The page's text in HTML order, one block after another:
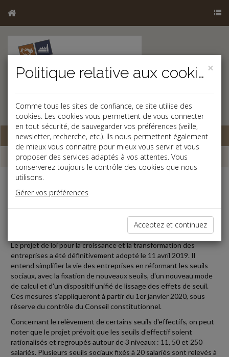
Base documentaire
Dépêches
Social
Date: 2019-04-26
SEUILS D'EFFECTIFS APRÈS LA LOI PACTE
Le projet de loi pour la croissance et la transformation des
entreprises a été définitivement adopté le 11 avril 2019. Il
entend simplifier la vie des entreprises en réformant les seuils
sociaux, avec la fixation de nouveaux seuils, d'un nouveau mode
de calcul et d'un dispositif unifié de lissage des effets de seuil.
Ces mesures s'appliqueront à partir du 1er janvier 2020, sous
réserve du contrôle du Conseil constitutionnel.
Concernant le relèvement de certains seuils d'effectifs, on peut
noter que le projet prévoit que les seuils d'effectif soient
rationalisés et regroupés autour de 3 niveaux : 11, 50 et 250
salariés. Plusieurs seuils sociaux fixés à 20 salariés sont relevés à
×
Politique relative aux cookies
Comme tous les sites de confiance, ce site utilise des
cookies. Les cookies vous permettent de vous connecter
en tout sécurité, de sauvegarder vos préférences (veille,
newsletter, recherche, etc.). Ils nous permettent également
de mieux vous connaitre pour mieux vous servir et vous
proposer des services adaptés à vos attentes. Vous
conserverez toujours le contrôle des cookies que nous
utilisons.
Gérer vos préférences
Acceptez et continuez